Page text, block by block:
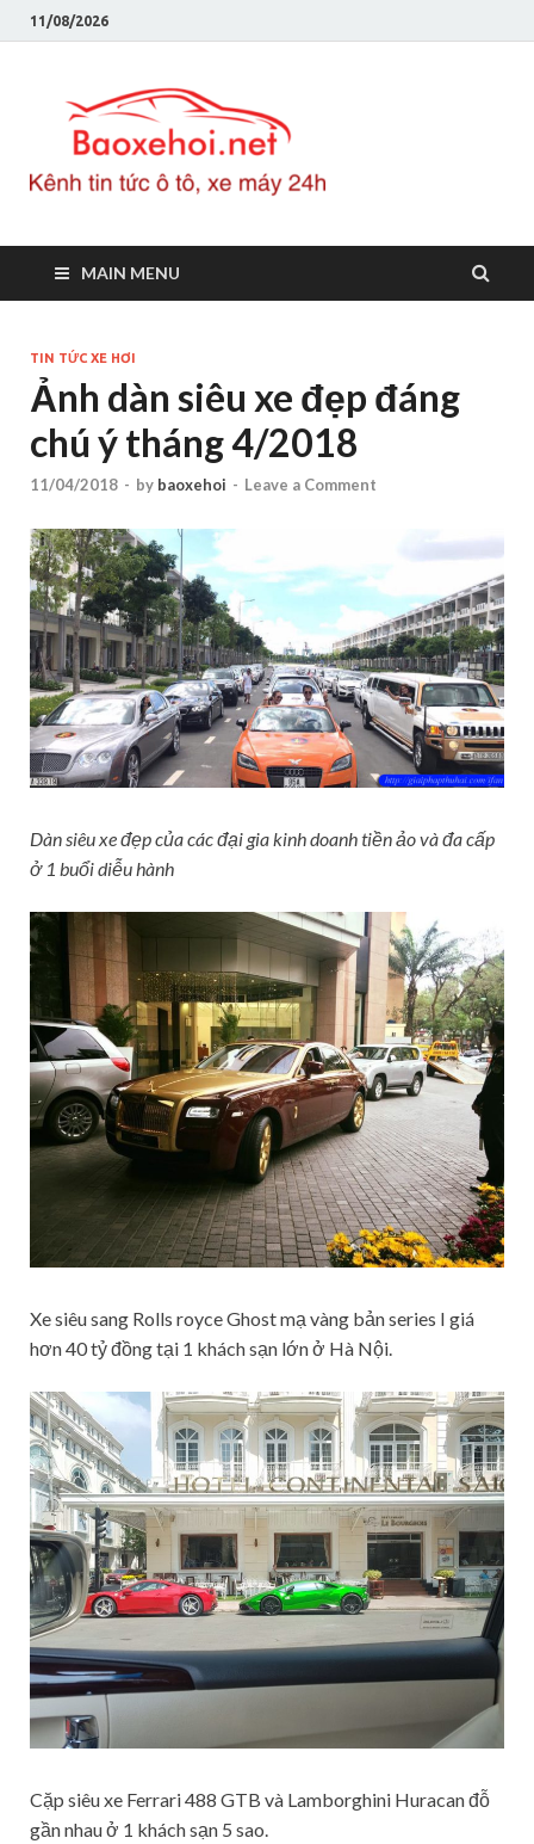
11/08/2026
MAIN MENU
TIN TỨC XE HƠI
Ảnh dàn siêu xe đẹp đáng
chú ý tháng 4/2018
11/04/2018 - by baoxehoi - Leave a Comment
Dàn siêu xe đẹp của các đại gia kinh doanh tiền ảo và đa cấp
ở 1 buổi diễu hành
Xe siêu sang Rolls royce Ghost mạ vàng bản series I giá
hơn 40 tỷ đồng tại 1 khách sạn lớn ở Hà Nội.
Cặp siêu xe Ferrari 488 GTB và Lamborghini Huracan đỗ
gần nhau ở 1 khách sạn 5 sao.